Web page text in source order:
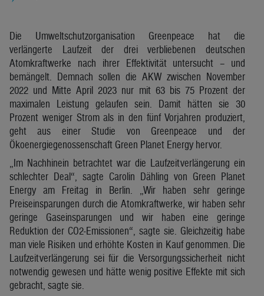
Die Umweltschutzorganisation Greenpeace hat die
verlängerte Laufzeit der drei verbliebenen deutschen
Atomkraftwerke nach ihrer Effektivität untersucht – und
bemängelt. Demnach sollen die AKW zwischen November
2022 und Mitte April 2023 nur mit 63 bis 75 Prozent der
maximalen Leistung gelaufen sein. Damit hätten sie 30
Prozent weniger Strom als in den fünf Vorjahren produziert,
geht aus einer Studie von Greenpeace und der
Ökoenergiegenossenschaft Green Planet Energy hervor.
„Im Nachhinein betrachtet war die Laufzeitverlängerung ein
schlechter Deal“, sagte Carolin Dähling von Green Planet
Energy am Freitag in Berlin. „Wir haben sehr geringe
Preiseinsparungen durch die Atomkraftwerke, wir haben sehr
geringe Gaseinsparungen und wir haben eine geringe
Reduktion der CO2-Emissionen“, sagte sie. Gleichzeitig habe
man viele Risiken und erhöhte Kosten in Kauf genommen. Die
Laufzeitverlängerung sei für die Versorgungssicherheit nicht
notwendig gewesen und hätte wenig positive Effekte mit sich
gebracht, sagte sie.